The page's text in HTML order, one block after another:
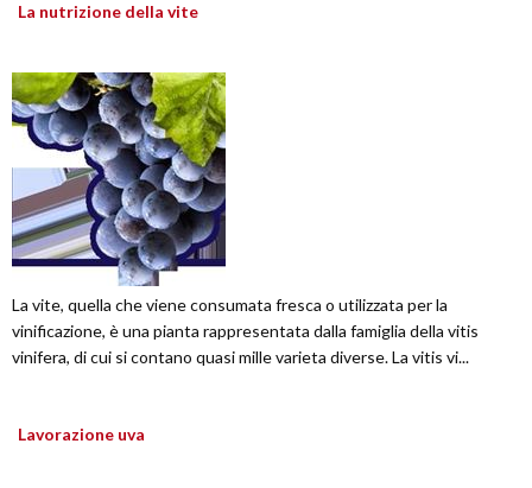
La nutrizione della vite
La vite, quella che viene consumata fresca o utilizzata per la
vinificazione, è una pianta rappresentata dalla famiglia della vitis
vinifera, di cui si contano quasi mille varieta diverse. La vitis vi...
Lavorazione uva